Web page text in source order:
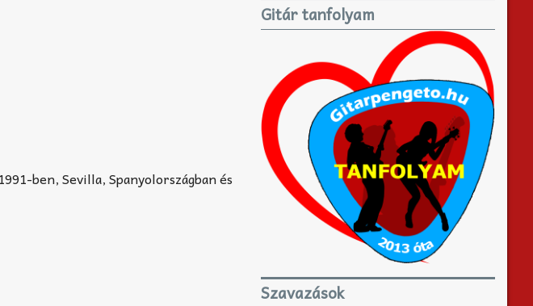
ben, Sevilla, Spanyolországban és
Gitár tanfolyam
Szavazások